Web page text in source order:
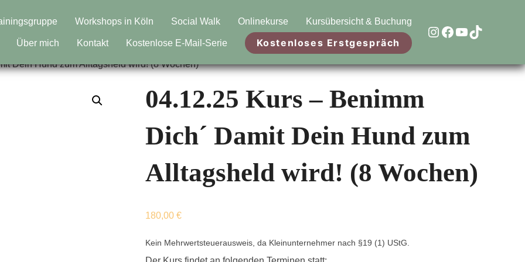
Workshops in Köln Social Walk Onlinekurse Kursübersicht & Buchung
Über mich Kontakt Kostenlose E-Mail-Serie Kostenloses Erstgespräch
Link zur Instagram Seite von Hundeschule Kämmerling
Link zur Facebook Seite von Hundeschule Kämmerling
Link zum Youtube Kanal von Hundeschule
TikTok
Dein Hund zum Alltagsheld wird! (8 Wochen)
04.12.25 Kurs – Benimm
Dich´ Damit Dein Hund zum
Alltagsheld wird! (8 Wochen)
180,00 €
Kein Mehrwertsteuerausweis, da Kleinunternehmer nach §19 (1) UStG.